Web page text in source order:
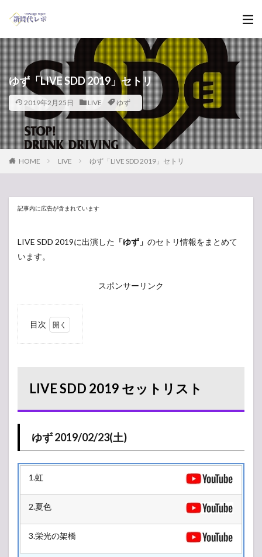
ゆず「LIVE SDD 2019」セトリ
2019年2月25日 LIVE ゆず
HOME LIVE ゆず「LIVE SDD 2019」セトリ
記事内に広告が含まれています
LIVE SDD 2019に出演した 「ゆず」 のセトリ情報をまとめて
います。
スポンサーリンク
目次
セッ
トリ
2019/02/23(土)
2
2019/02/23(土)
LIVE SDD 2019 セットリスト
ゆず 2019/02/23(土)
1.虹
2.夏色
3.栄光の架橋